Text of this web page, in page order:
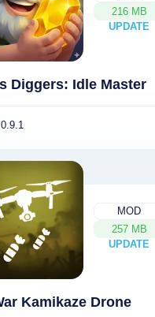
216 MB
UPDATE
NEW
Diggers: Idle Master
0.9.1
MOD
257 MB
UPDATE
NEW
Kamikaze Drone